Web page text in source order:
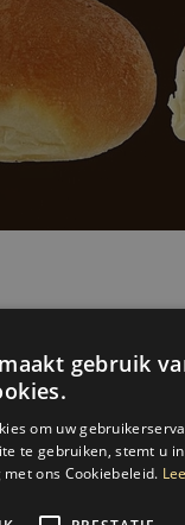
gebruik
om uw
te gebruiken, stemt u
ons Cookiebeleid.